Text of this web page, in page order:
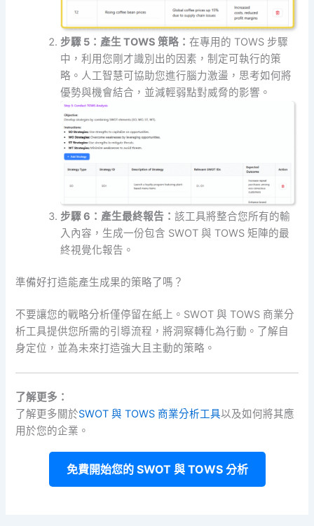
步驟 5：產生 TOWS 策略：在專用的 TOWS 步驟
中，利用您剛才識別出的因素，制定可執行的策
略。人工智慧可協助您進行腦力激盪，思考如何將
優勢與機會結合，並減輕弱點對威脅的影響。
步驟 6：產生最終報告：該工具將整合您所有的輸
入內容，生成一份包含 SWOT 與 TOWS 矩陣的最
終視覺化報告。
準備好打造能產生成果的策略了嗎？
不要讓您的戰略分析僅停留在紙上。SWOT 與 TOWS 商業分
析工具提供您所需的引導流程，將洞察轉化為行動。了解自
身定位，並為未來打造強大且主動的策略。
了解更多：
了解更多關於SWOT 與 TOWS 商業分析工具以及如何將其應
用於您的企業。
免費開始您的 SWOT 與 TOWS 分析